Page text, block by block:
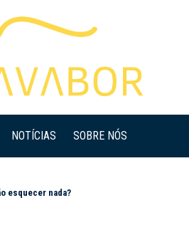
NOTÍCIAS SOBRE NÓS
esquecer nada?